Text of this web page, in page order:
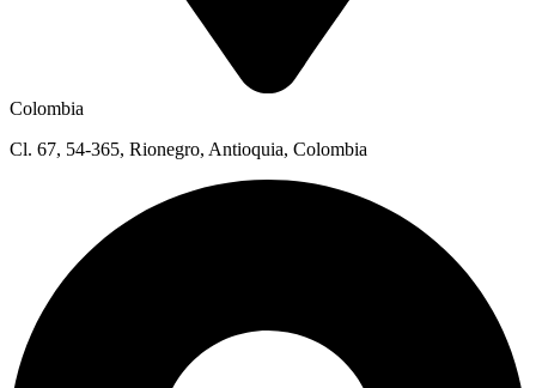
Colombia
Cl. 67, 54-365, Rionegro, Antioquia, Colombia